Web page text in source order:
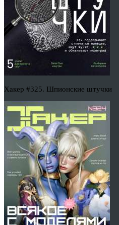
Хакер #325. Шпионские штучки